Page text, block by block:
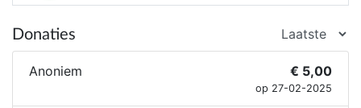
Donaties
Anoniem € 5,00
op 27-02-2025